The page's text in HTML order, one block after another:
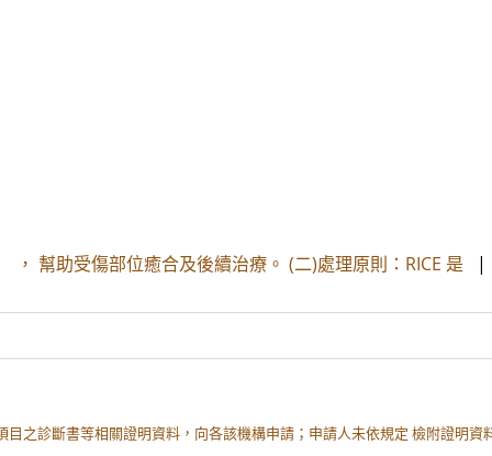
， 幫助受傷部位癒合及後續治療。 (二)處理原則：RICE 是 |
目之診斷書等相關證明資料，向各該機構申請；申請人未依規定 檢附證明資